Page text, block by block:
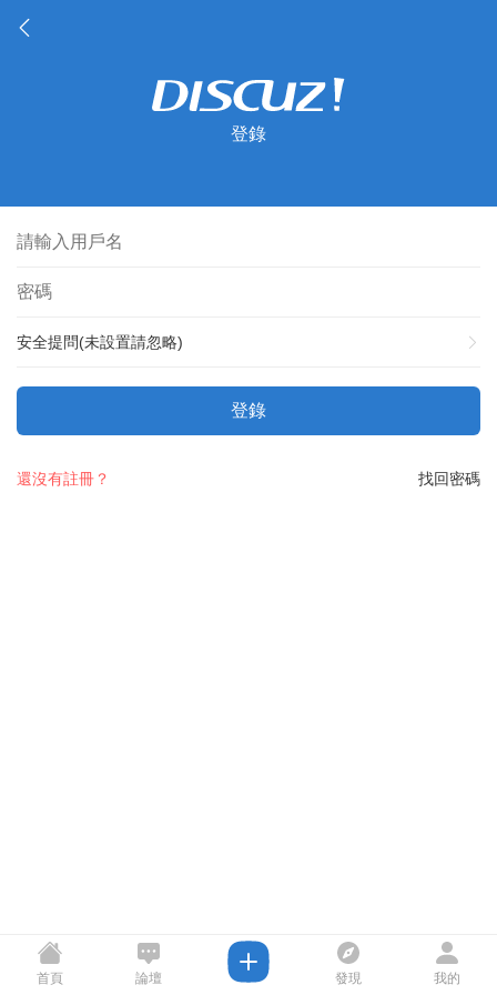
登錄
安全提問(未設置請忽略)
登錄
找回密碼
還沒有註冊？
首頁 論壇 發現 我的